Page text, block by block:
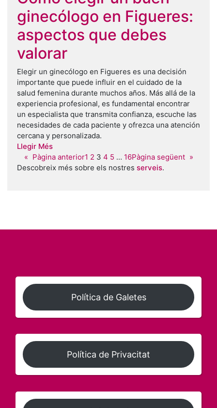
ginecólogo en Figueres:
aspectos que debes
valorar
Elegir un ginecólogo en Figueres es una decisión
importante que puede influir en el cuidado de la
salud femenina durante muchos años. Más allá de la
experiencia profesional, es fundamental encontrar
un especialista que transmita confianza, escuche las
necesidades de cada paciente y ofrezca una atención
cercana y personalizada.
Llegir Més
« Pàgina anterior1 2 3 4 5 … 16Pàgina següent »
Descobreix més sobre els nostres serveis.
Política de Galetes
Política de Privacitat